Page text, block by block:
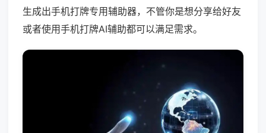
生成出手机打牌专用辅助器，不管你是想分享给好友
或者使用手机打牌AI辅助都可以满足需求。